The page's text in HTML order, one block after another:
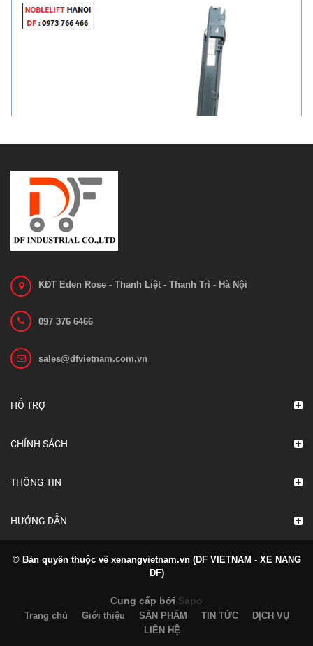
Xem chi tiết
KĐT Eden Rose - Thanh Liệt - Thanh Trì - Hà Nội
097 376 6466
sales@dfvietnam.com.vn
HỖ TRỢ
CHÍNH SÁCH
THÔNG TIN
HƯỚNG DẪN
© Bản quyền thuộc về xenangvietnam.vn (DF VIETNAM - XE NANG
DF)
Cung cấp bởi Sapo
Trang chủ Giới thiệu SẢN PHẨM TIN TỨC
DỊCH VỤ
LIÊN HỆ